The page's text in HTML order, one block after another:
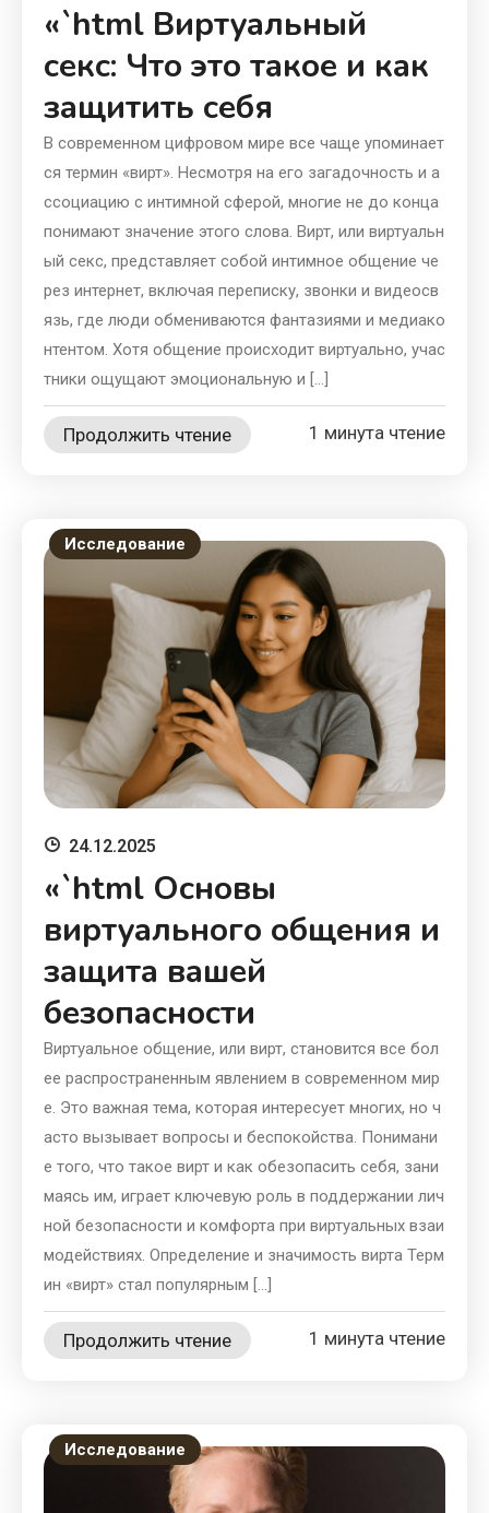
«`html Виртуальный
секс: Что это такое и как
защитить себя
В современном цифровом мире все чаще упоминает
ся термин «вирт». Несмотря на его загадочность и а
ссоциацию с интимной сферой, многие не до конца
понимают значение этого слова. Вирт, или виртуальн
ый секс, представляет собой интимное общение че
рез интернет, включая переписку, звонки и видеосв
язь, где люди обмениваются фантазиями и медиако
нтентом. Хотя общение происходит виртуально, учас
тники ощущают эмоциональную и […]
Продолжить чтение 1 минута чтение
Исследование
24.12.2025
«`html Основы
виртуального общения и
защита вашей
безопасности
Виртуальное общение, или вирт, становится все бол
ее распространенным явлением в современном мир
е. Это важная тема, которая интересует многих, но ч
асто вызывает вопросы и беспокойства. Понимани
е того, что такое вирт и как обезопасить себя, зани
маясь им, играет ключевую роль в поддержании лич
ной безопасности и комфорта при виртуальных взаи
модействиях. Определение и значимость вирта Терм
ин «вирт» стал популярным […]
Продолжить чтение 1 минута чтение
Исследование